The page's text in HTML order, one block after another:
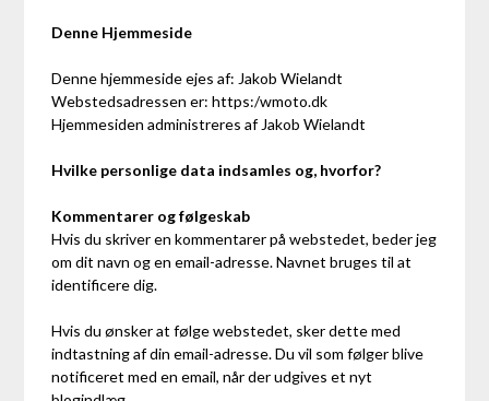
Denne Hjemmeside
Denne hjemmeside ejes af: Jakob Wielandt
Webstedsadressen er: https:/wmoto.dk
Hjemmesiden administreres af Jakob Wielandt
Hvilke personlige data indsamles og, hvorfor?
Kommentarer og følgeskab
Hvis du skriver en kommentarer på webstedet, beder jeg
om dit navn og en email-adresse. Navnet bruges til at
identificere dig.
Hvis du ønsker at følge webstedet, sker dette med
indtastning af din email-adresse. Du vil som følger blive
notificeret med en email, når der udgives et nyt